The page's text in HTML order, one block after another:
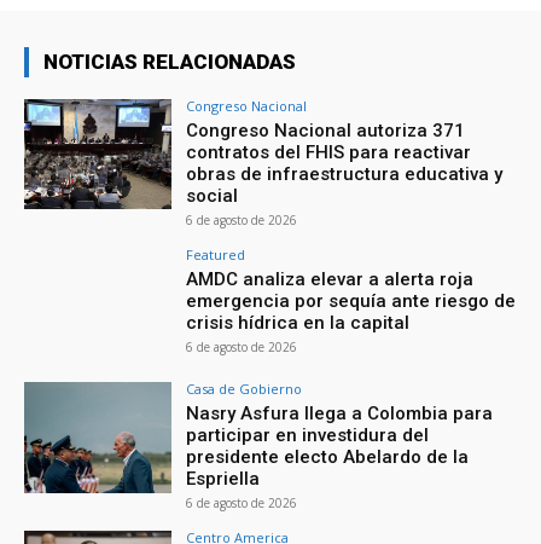
NOTICIAS RELACIONADAS
Congreso Nacional
Congreso Nacional autoriza 371
contratos del FHIS para reactivar
obras de infraestructura educativa y
social
6 de agosto de 2026
Featured
AMDC analiza elevar a alerta roja
emergencia por sequía ante riesgo de
crisis hídrica en la capital
6 de agosto de 2026
Casa de Gobierno
Nasry Asfura llega a Colombia para
participar en investidura del
presidente electo Abelardo de la
Espriella
6 de agosto de 2026
Centro America